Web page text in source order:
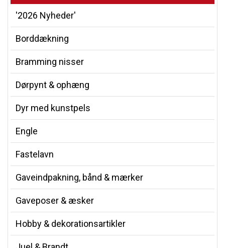
'2026 Nyheder'
Borddækning
Bramming nisser
Dørpynt & ophæng
Dyr med kunstpels
Engle
Fastelavn
Gaveindpakning, bånd & mærker
Gaveposer & æsker
Hobby & dekorationsartikler